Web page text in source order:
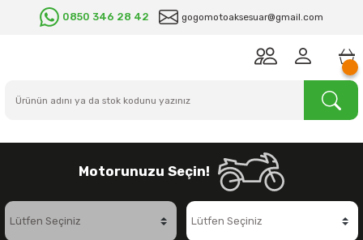
0850 346 28 42 gogomotoaksesuar@gmail.com
Motorunuzu Seçin!